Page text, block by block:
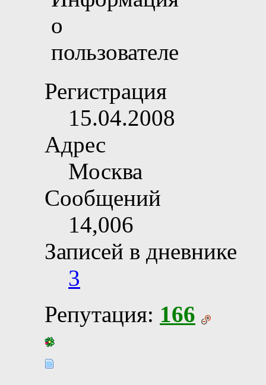
Регистрация
15.04.2008
Адрес
Москва
Сообщений
14,006
Записей в дневнике
3
Репутация: 166